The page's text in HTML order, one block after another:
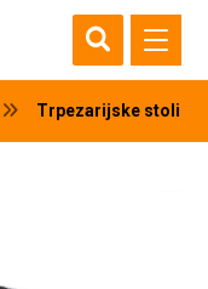
Trpezarijske stolice